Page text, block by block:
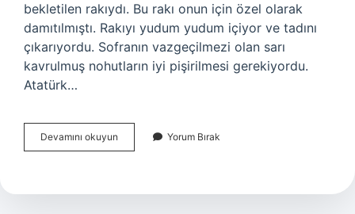
bekletilen rakıydı. Bu rakı onun için özel olarak
damıtılmıştı. Rakıyı yudum yudum içiyor ve tadını
çıkarıyordu. Sofranın vazgeçilmezi olan sarı
kavrulmuş nohutların iyi pişirilmesi gerekiyordu.
Atatürk…
Devamını okuyun
Günde
Sigara
Yorum Bırak